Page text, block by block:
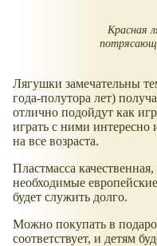
Красная
Лягушки замечательны
года-полутора лет)
отлично подойдут как
играть с ними интересно
на все возраста.
Пластмасса
необходимые
будет служить долго.
Можно покупать в
соответствует, и детям